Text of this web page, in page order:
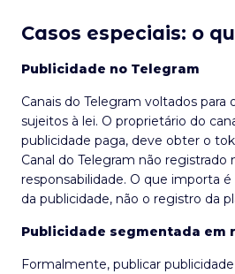
Casos especiais: o
Publicidade no Telegram
Canais do Telegram voltados para
sujeitos à lei. O proprietário do
publicidade paga, deve obter o
Canal do Telegram não registrado
responsabilidade. O que importa
da publicidade, não o registro da
Publicidade segmentada em
Formalmente, publicar